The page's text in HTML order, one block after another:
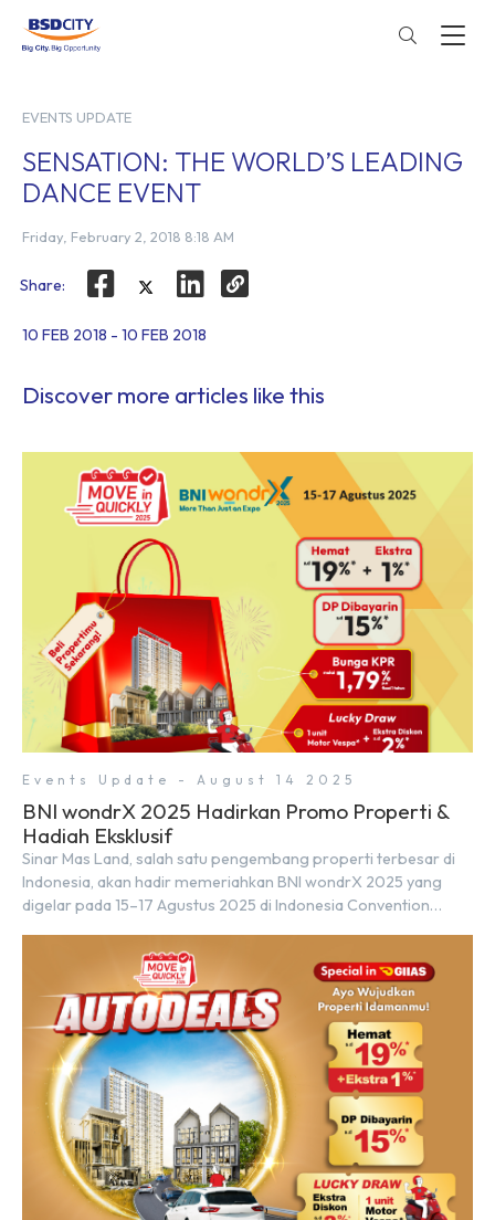
EVENTS UPDATE
SENSATION: THE WORLD’S LEADING
DANCE EVENT
Friday, February 2, 2018 8:18 AM
Share:
10 FEB 2018 - 10 FEB 2018
Discover more articles like this
Events Update - August 14 2025
BNI wondrX 2025 Hadirkan Promo Properti &
Hadiah Eksklusif
Sinar Mas Land, salah satu pengembang properti terbesar di
Indonesia, akan hadir memeriahkan BNI wondrX 2025 yang
digelar pada 15–17 Agustus 2025 di Indonesia Convention
Land. Partisipasi ini menjadi wujud komitmen Sinar Mas Land
dalam memberikan kemudahan dan pengalaman berbeda bagi
para pencari hunian […]